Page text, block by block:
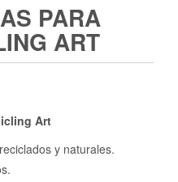
PARA
ART
Art
y naturales.